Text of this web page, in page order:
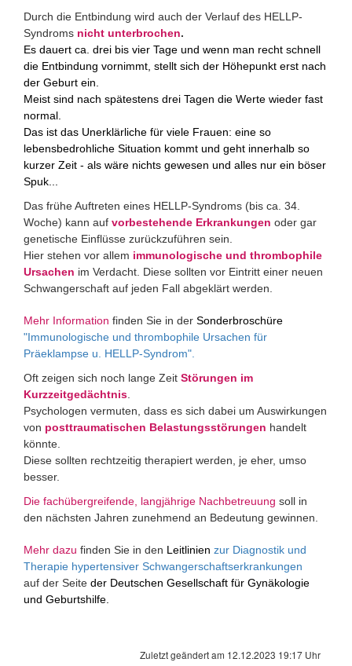
Durch die Entbindung wird auch der Verlauf des HELLP-
Syndroms nicht unterbrochen.
Es dauert ca. drei bis vier Tage und wenn man recht schnell
die Entbindung vornimmt, stellt sich der Höhepunkt erst nach
der Geburt ein.
Meist sind nach spätestens drei Tagen die Werte wieder fast
normal.
Das ist das Unerklärliche für viele Frauen: eine so
lebensbedrohliche Situation kommt und geht innerhalb so
kurzer Zeit - als wäre nichts gewesen und alles nur ein böser
Spuk...
Das frühe Auftreten eines HELLP-Syndroms (bis ca. 34.
Woche) kann auf vorbestehende Erkrankungen oder gar
genetische Einflüsse zurückzuführen sein.
Hier stehen vor allem immunologische und thrombophile
Ursachen im Verdacht. Diese sollten vor Eintritt einer neuen
Schwangerschaft auf jeden Fall abgeklärt werden.
Mehr Information finden Sie in der Sonderbroschüre
"Immunologische und thrombophile Ursachen für
Präeklampse u. HELLP-Syndrom".
Oft zeigen sich noch lange Zeit Störungen im
Kurzzeitgedächtnis.
Psychologen vermuten, dass es sich dabei um Auswirkungen
von posttraumatischen Belastungsstörungen handelt
könnte.
Diese sollten rechtzeitig therapiert werden, je eher, umso
besser.
Die fachübergreifende, langjährige Nachbetreuung soll in
den nächsten Jahren zunehmend an Bedeutung gewinnen.
Mehr dazu finden Sie in den Leitlinien zur Diagnostik und
Therapie hypertensiver Schwangerschaftserkrankungen
auf der Seite der Deutschen Gesellschaft für Gynäkologie
und Geburtshilfe.
Zuletzt geändert am 12.12.2023 19:17 Uhr